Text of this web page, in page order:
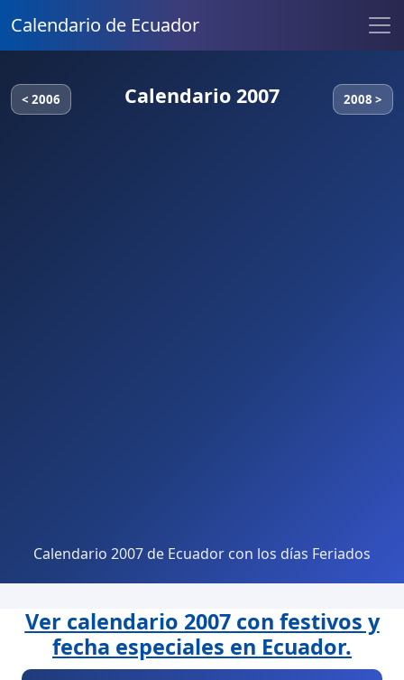
Calendario de Ecuador
< 2006 Calendario 2007 2008 >
Calendario 2007 de Ecuador con los días Feriados
Ver calendario 2007 con festivos y
fecha especiales en Ecuador.